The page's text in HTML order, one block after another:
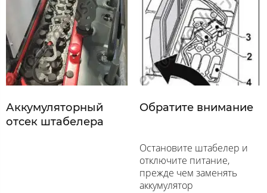
Аккумуляторный
отсек штабелера
Обратите внимание
Остановите штабелер и
отключите питание,
прежде чем заменять
аккумулятор